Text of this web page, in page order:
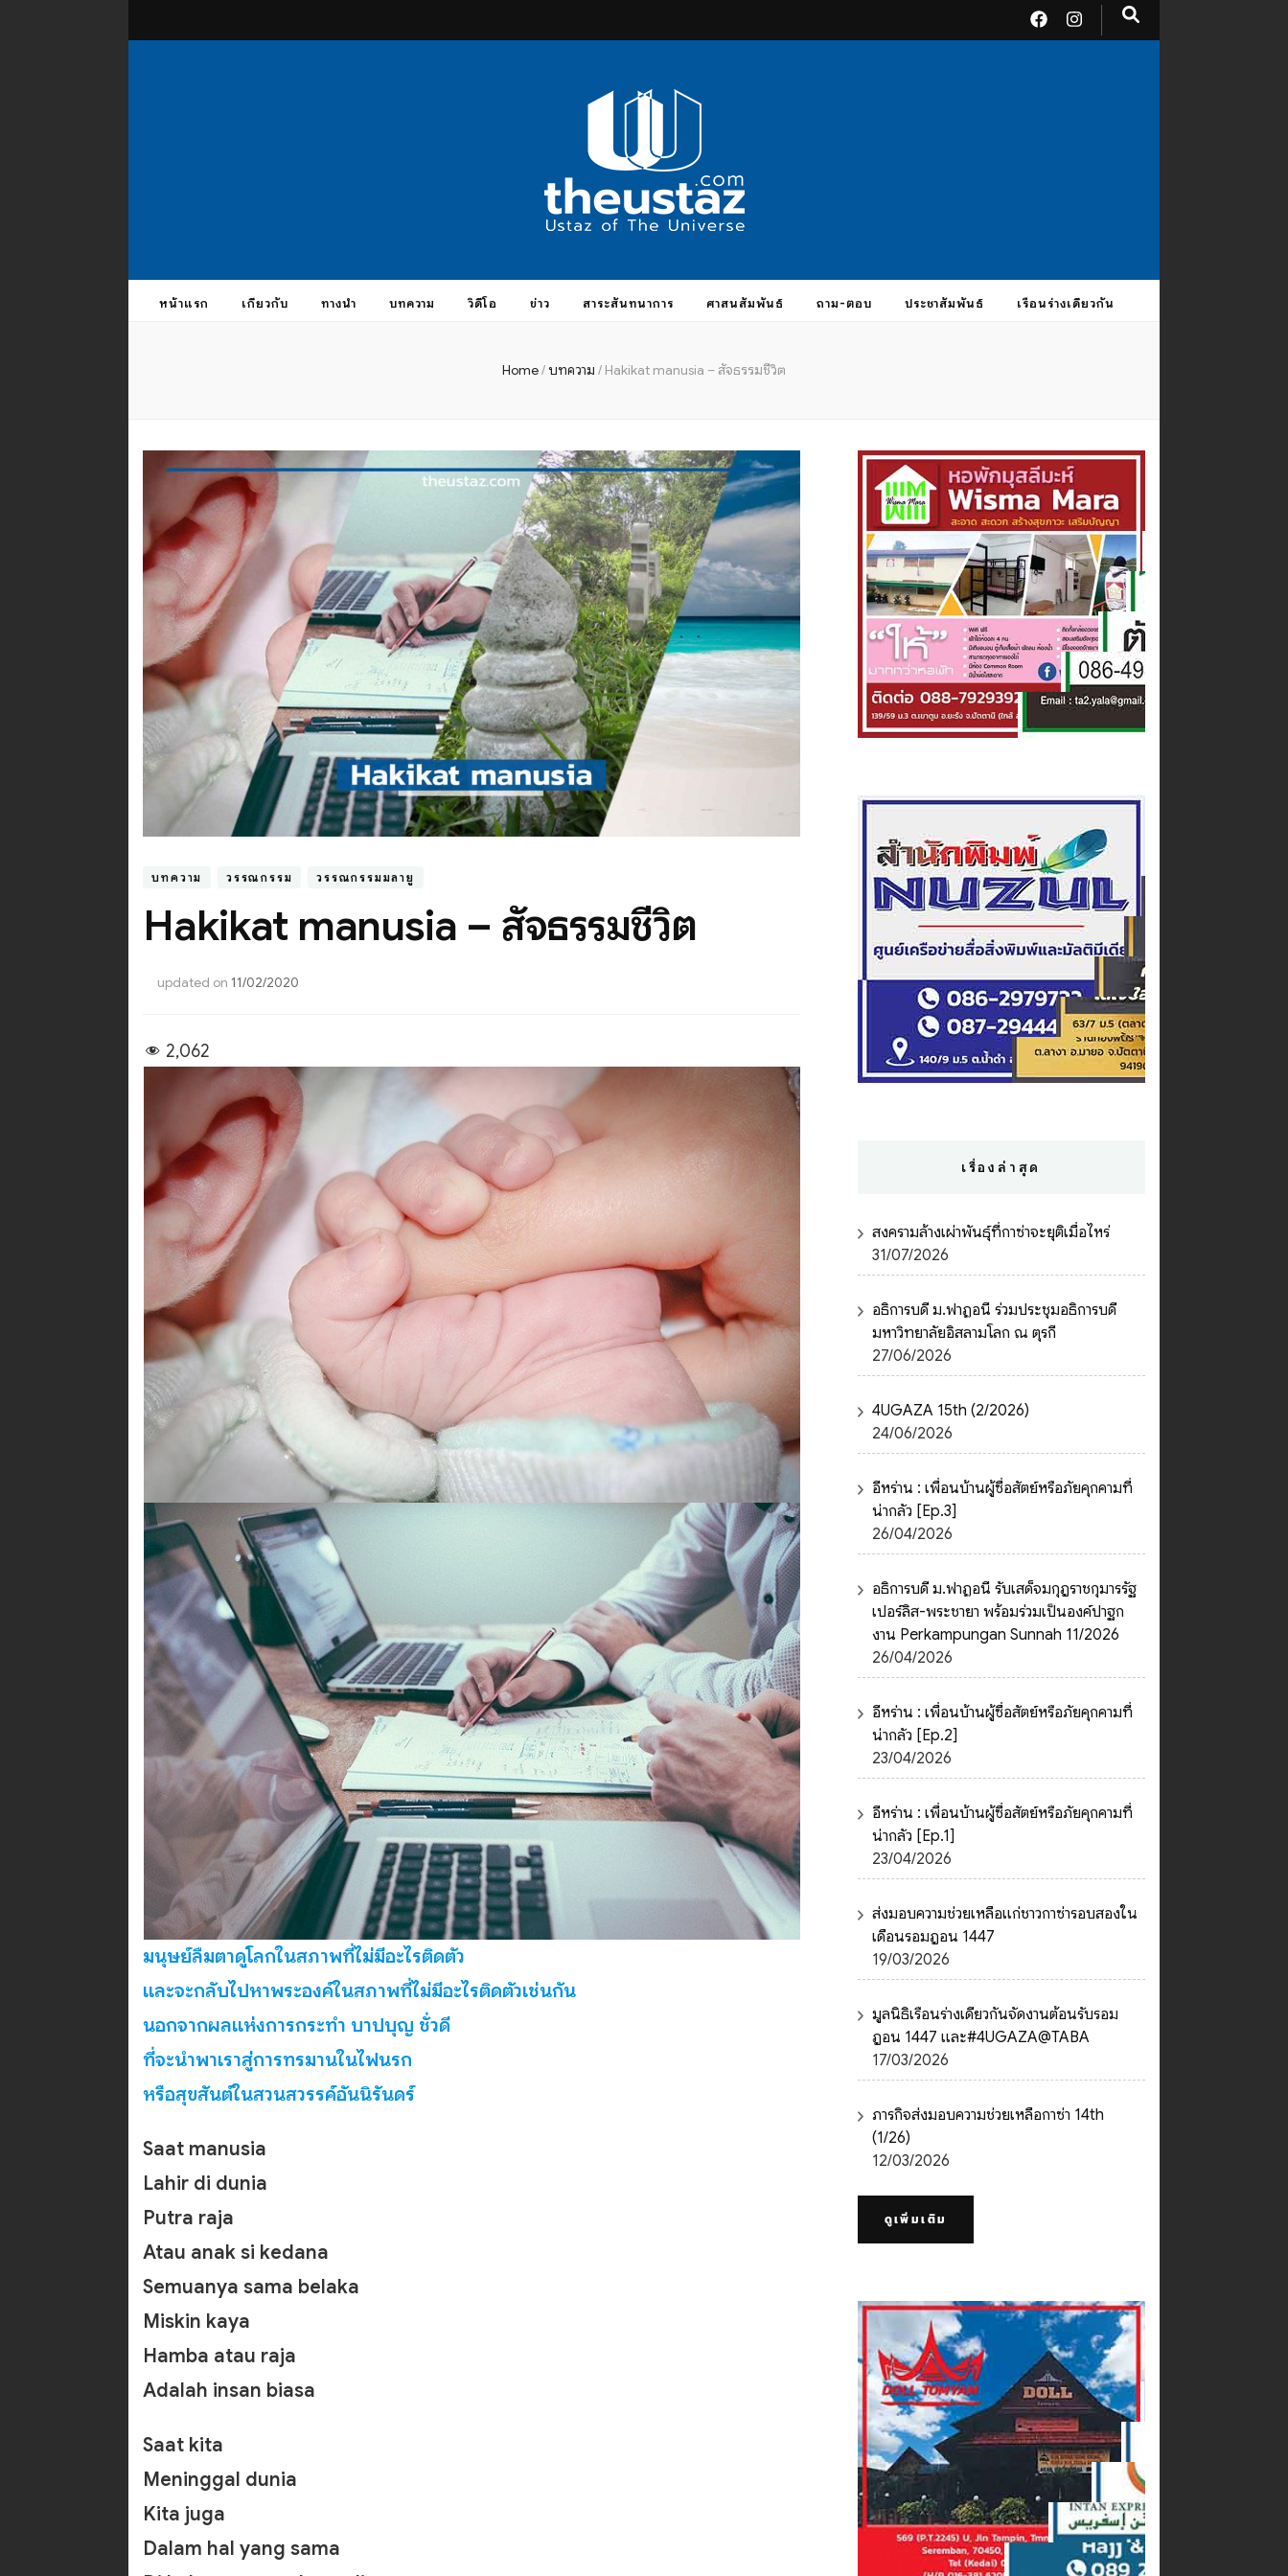
theustaz.com
หน้าแรก เกี่ยวกับ ทางนำ บทความ วิดีโอ ข่าว สาระสันทนาการ ศาสนสัมพันธ์ ถาม-ตอบ ประชาสัมพันธ์ เรือนร่างเดียวกัน
Home/บทความ / Hakikat manusia – สัจธรรมชีวิต
บทความ วรรณกรรม วรรณกรรมมลายู
Hakikat manusia – สัจธรรมชีวิต
updated on 11/02/2020
2,062
มนุษย์ลืมตาดูโลกในสภาพที่ไม่มีอะไรติดตัว
และจะกลับไปหาพระองค์ในสภาพที่ไม่มีอะไรติดตัวเช่นกัน
นอกจากผลแห่งการกระทำ บาปบุญ ชั่วดี
ที่จะนำพาเราสู่การทรมานในไฟนรก
หรือสุขสันต์ในสวนสวรรค์อันนิรันดร์
Saat manusia
Lahir di dunia
Putra raja
Atau anak si kedana
Semuanya sama belaka
Miskin kaya
Hamba atau raja
Adalah insan biasa
Saat kita
Meninggal dunia
Kita juga
Dalam hal yang sama
เรื่องล่าสุด
สงครามล้างเผ่าพันธุ์ที่กาซ่าจะยุติเมื่อไหร่
31/07/2026
อธิการบดี ม.ฟาฏอนี ร่วมประชุมอธิการบดี
มหาวิทยาลัยอิสลามโลก ณ ตุรกี
27/06/2026
4UGAZA 15th (2/2026)
24/06/2026
อีหร่าน : เพื่อนบ้านผู้ซื่อสัตย์หรือภัยคุกคามที่
น่ากลัว [Ep.3]
26/04/2026
อธิการบดี ม.ฟาฏอนี รับเสด็จมกุฎราชกุมารรัฐ
เปอร์ลิส-พระชายา พร้อมร่วมเป็นองค์ปาฐก
งาน Perkampungan Sunnah 11/2026
26/04/2026
อีหร่าน : เพื่อนบ้านผู้ซื่อสัตย์หรือภัยคุกคามที่
น่ากลัว [Ep.2]
23/04/2026
อีหร่าน : เพื่อนบ้านผู้ซื่อสัตย์หรือภัยคุกคามที่
น่ากลัว [Ep.1]
23/04/2026
ส่งมอบความช่วยเหลือแก่ชาวกาซ่ารอบสองใน
เดือนรอมฎอน 1447
19/03/2026
มูลนิธิเรือนร่างเดียวกันจัดงานต้อนรับรอม
ฎอน 1447 และ#4UGAZA@TABA
17/03/2026
ภารกิจส่งมอบความช่วยเหลือกาซ่า 14th
(1/26)
12/03/2026